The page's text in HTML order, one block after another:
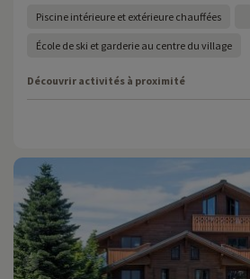
Piscine intérieure et extérieure chauffées
École de ski et garderie au centre du village
Découvrir activités à proximité